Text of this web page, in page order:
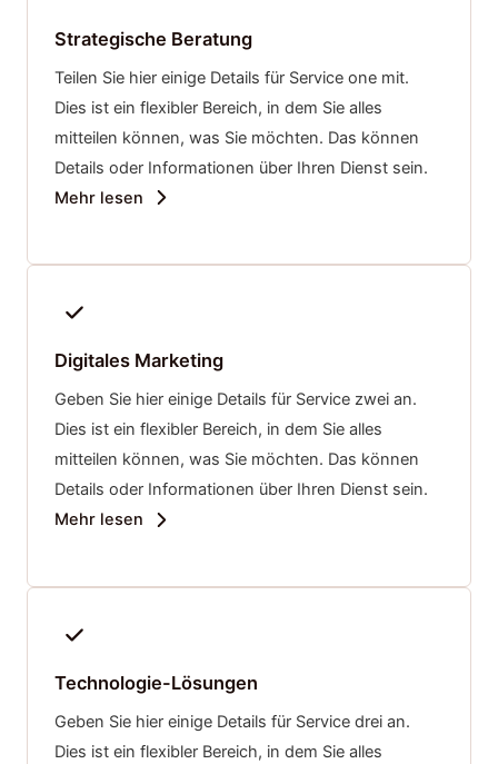
Strategische Beratung
Teilen Sie hier einige Details für Service one mit.
Dies ist ein flexibler Bereich, in dem Sie alles
mitteilen können, was Sie möchten. Das können
Details oder Informationen über Ihren Dienst sein.
Mehr lesen
Digitales Marketing
Geben Sie hier einige Details für Service zwei an.
Dies ist ein flexibler Bereich, in dem Sie alles
mitteilen können, was Sie möchten. Das können
Details oder Informationen über Ihren Dienst sein.
Mehr lesen
Technologie-Lösungen
Geben Sie hier einige Details für Service drei an.
Dies ist ein flexibler Bereich, in dem Sie alles